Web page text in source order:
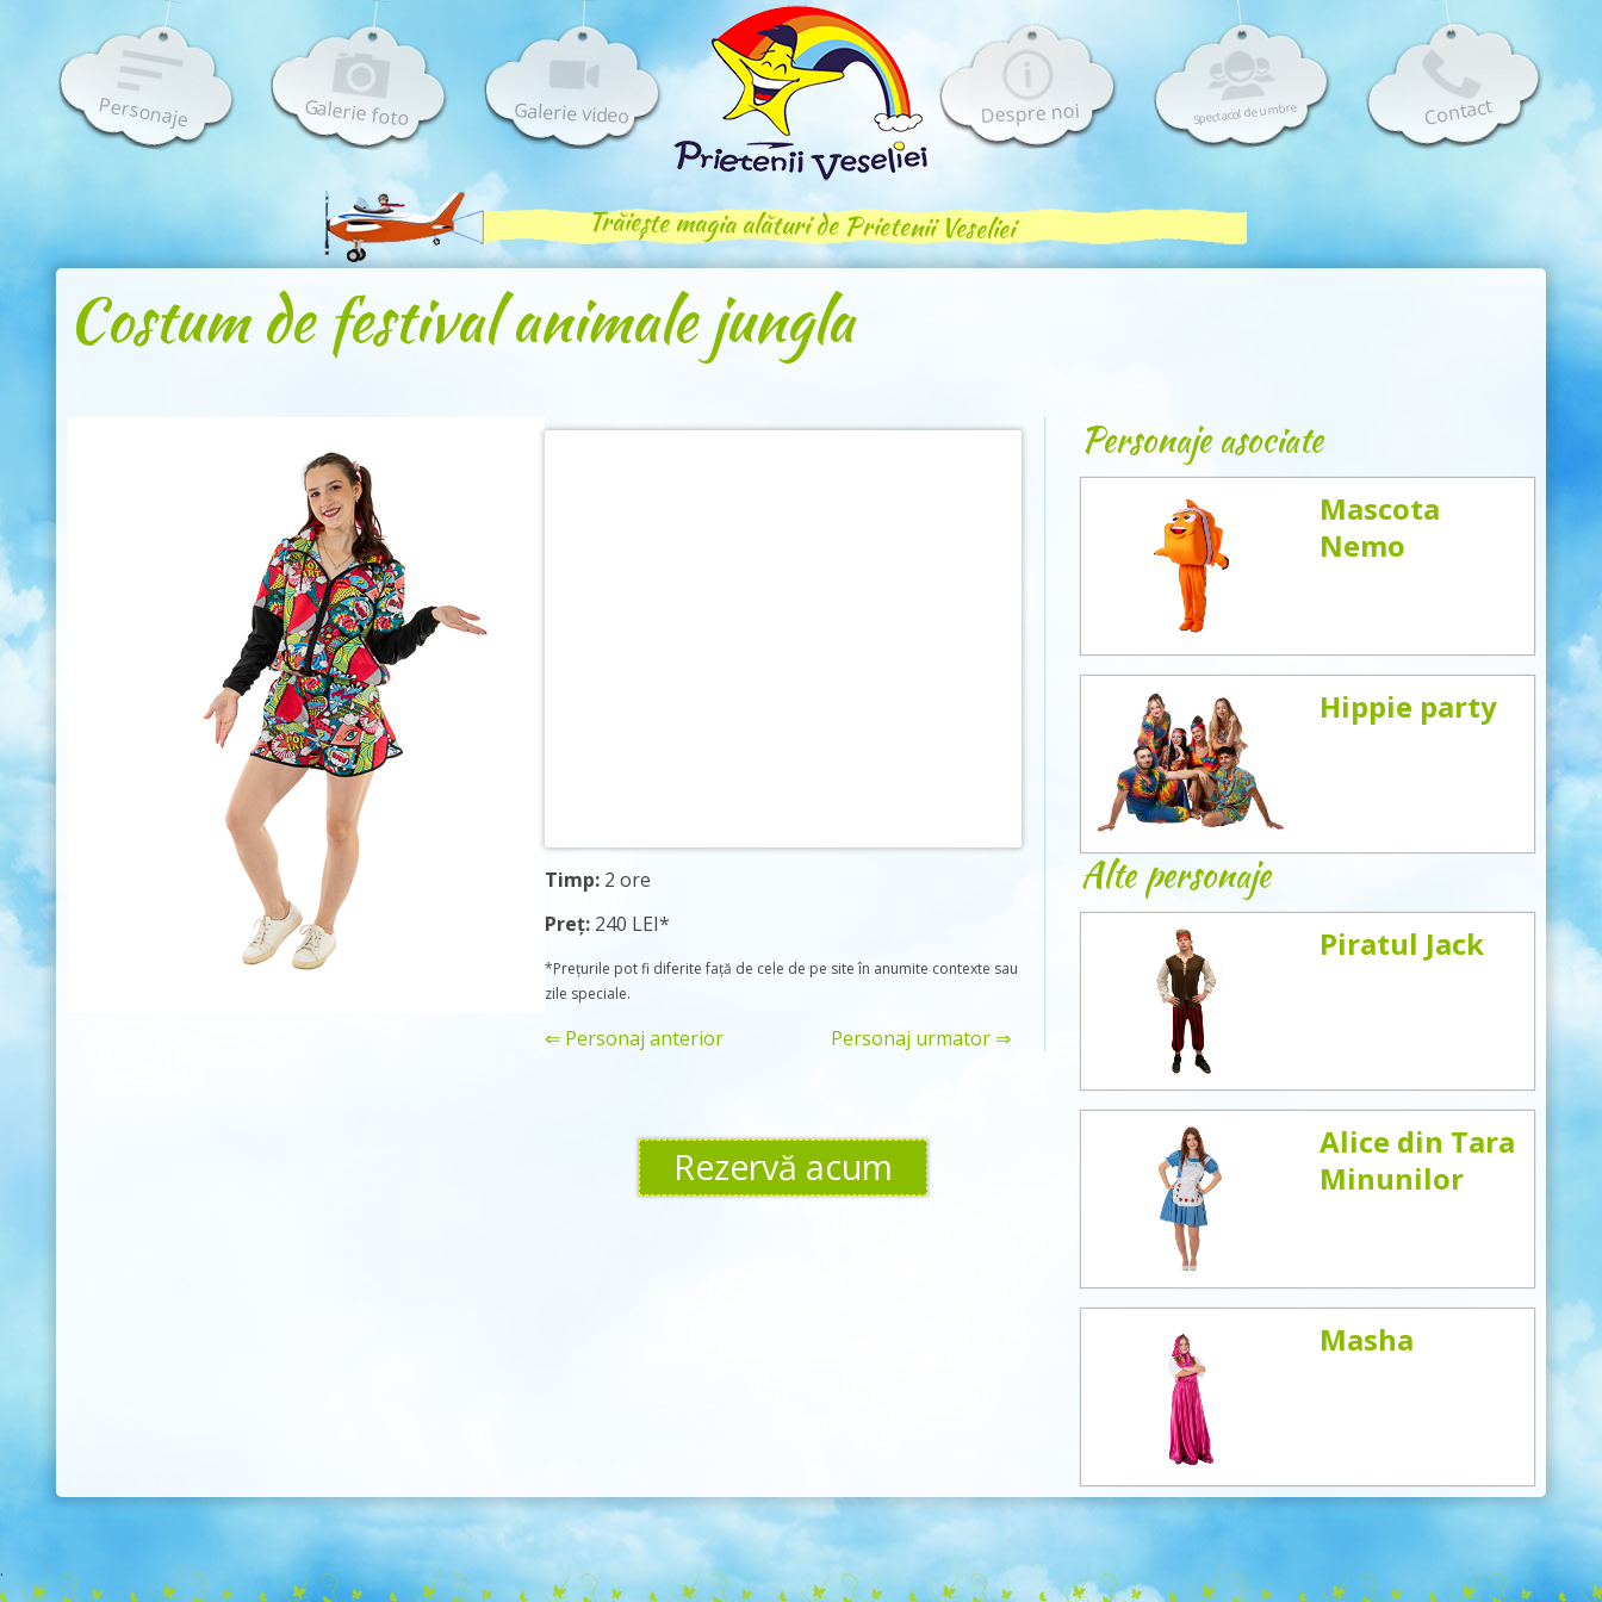
Personaje Galerie foto Galerie video Despre noi Spectacol de umbre Contact
Trăiește magia alături de Prietenii Veseliei
Costum de festival animale jungla
Timp: 2 ore
Preț: 240 LEI*
*Prețurile pot fi diferite față de cele de pe site în anumite contexte sau
zile speciale.
Rezervă acum
⇐ Personaj anterior Personaj urmator ⇒
Personaje asociate
Mascota
Nemo
Hippie party
Alte personaje
Piratul Jack
Alice din Tara
Minunilor
Masha